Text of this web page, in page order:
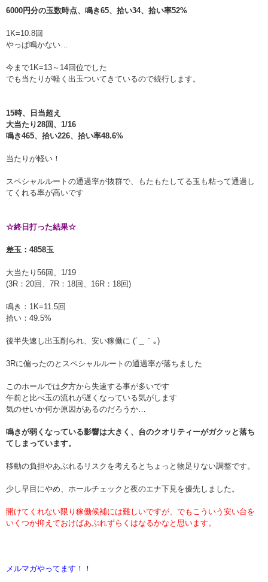
6000円分の玉数時点、鳴き65、拾い34、拾い率52%
1K=10.8回
やっぱ鳴かない…
今まで1K=13～14回位でした
でも当たりが軽く出玉ついてきているので続行します。
15時、日当超え
大当たり28回、1/16
鳴き465、拾い226、拾い率48.6%
当たりが軽い！
スペシャルルートの通過率が抜群で、もたもたしてる玉も粘って通過し
てくれる率が高いです
☆終日打った結果☆
差玉：4858玉
大当たり56回、1/19
(3R：20回、7R：18回、16R：18回)
鳴き：1K=11.5回
拾い：49.5%
後半失速し出玉削られ、安い稼働に (´＿｀｡)
3Rに偏ったのとスペシャルルートの通過率が落ちました
このホールでは夕方から失速する事が多いです
午前と比べ玉の流れが遅くなっている気がします
気のせいか何か原因があるのだろうか…
鳴きが弱くなっている影響は大きく、台のクオリティーがガクッと落ち
てしまっています。
移動の負担やあぶれるリスクを考えるとちょっと物足りない調整です。
少し早目にやめ、ホールチェックと夜のエナ下見を優先しました。
開けてくれない限り稼働候補には難しいですが、でもこういう安い台を
いくつか抑えておけばあぶれずらくはなるかなと思います。
メルマガやってます！！